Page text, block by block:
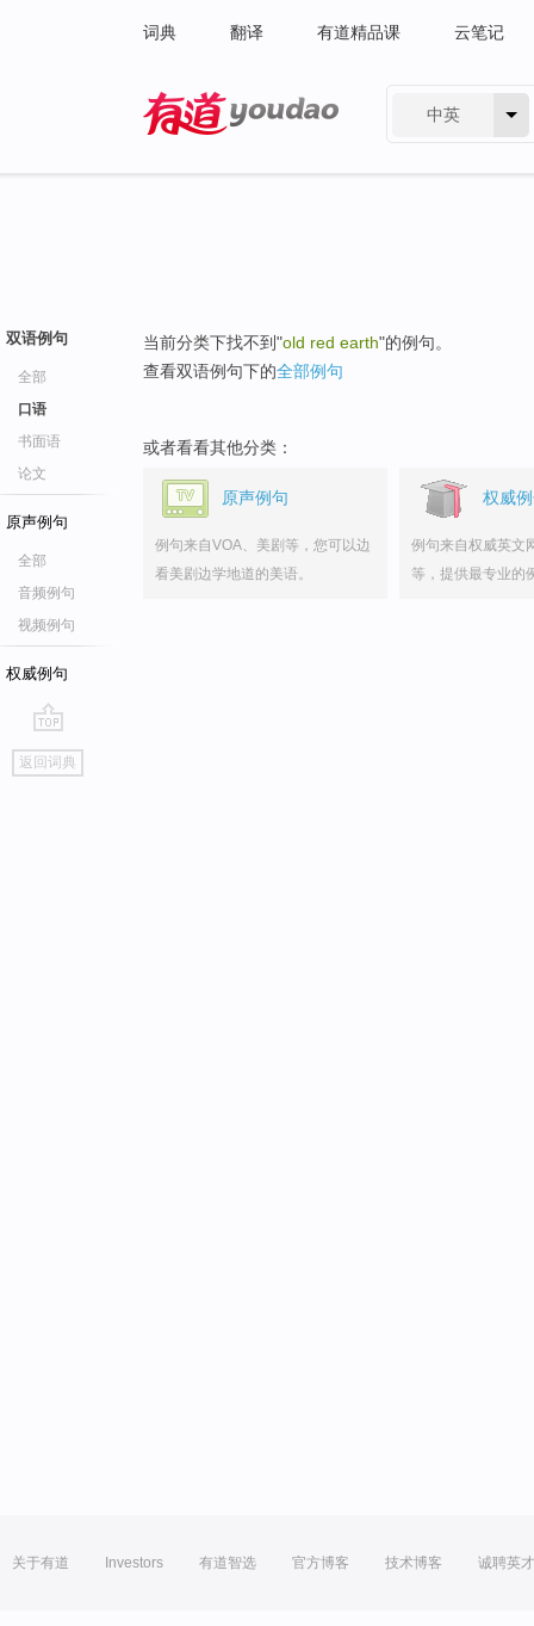
词典 翻译 有道精品课 云笔记
中英
双语例句
全部
口语
书面语
论文
原声例句
全部
音频例句
视频例句
权威例句
go
top
返回词典
当前分类下找不到"old red earth"的例句。
查看双语例句下的全部例句
或者看看其他分类：
原声例句
例句来自VOA、美剧等，您可以边
看美剧边学地道的美语。
权威
例句来自权威英文
等，提供最专业的
关于有道 Investors 有道智选 官方博客 技术博客 诚聘英才